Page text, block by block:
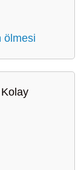
ölmesi